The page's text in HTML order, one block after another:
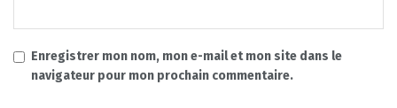
Enregistrer mon nom, mon e-mail et mon site dans le
navigateur pour mon prochain commentaire.